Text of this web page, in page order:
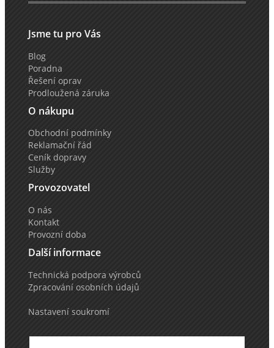
Jsme tu pro Vás
Blog
Poradna
Řešení oprav
Prodloužená záruka
O nákupu
Obchodní podmínky
Reklamační řád
Ceník dopravy
Služby
Provozovatel
O nás
Kontakt
Provozní doba
Další informace
Technická podpora výrobců
Zpracování osobních údajů
Nastavení soukromí